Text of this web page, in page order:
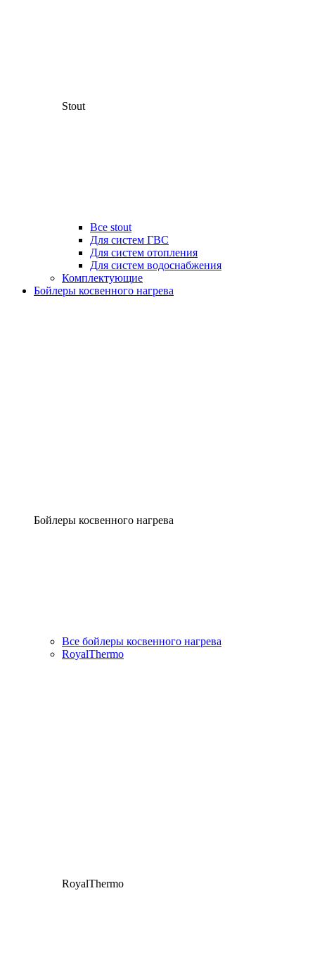
Stout
Все stout
Для систем ГВС
Для систем отопления
Для систем водоснабжения
Комплектующие
Бойлеры косвенного нагрева
Бойлеры косвенного нагрева
Все бойлеры косвенного нагрева
RoyalThermo
RoyalThermo